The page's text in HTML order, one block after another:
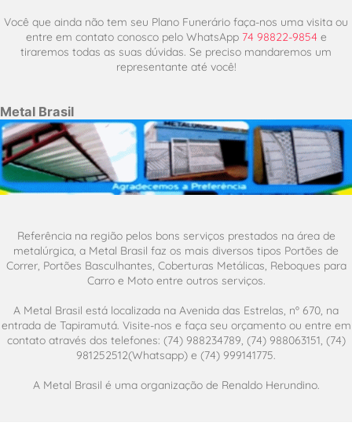
Você que ainda não tem seu Plano Funerário faça-nos uma visita ou
entre em contato conosco pelo WhatsApp 74 98822-9854 e
tiraremos todas as suas dúvidas. Se preciso mandaremos um
representante até você!
Metal Brasil
Referência na região pelos bons serviços prestados na área de
metalúrgica, a Metal Brasil faz os mais diversos tipos Portões de
Correr, Portões Basculhantes, Coberturas Metálicas, Reboques para
Carro e Moto entre outros serviços.
A Metal Brasil está localizada na Avenida das Estrelas, nº 670, na
entrada de Tapiramutá. Visite-nos e faça seu orçamento ou entre em
contato através dos telefones: (74) 988234789, (74) 988063151, (74)
981252512(Whatsapp) e (74) 999141775.
A Metal Brasil é uma organização de Renaldo Herundino.